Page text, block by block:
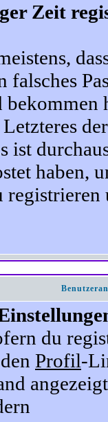
Zeit
falsches
ist
haben,
du
Profil-